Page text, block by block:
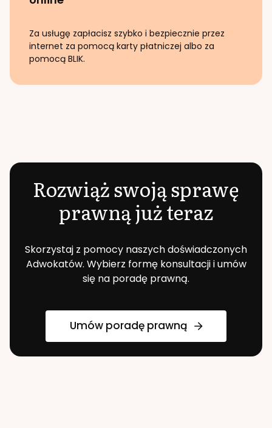
Za usługę zapłacisz szybko i bezpiecznie przez
internet za pomocą karty płatniczej albo za
pomocą BLIK.
Rozwiąż swoją sprawę
prawną już teraz
Skorzystaj z pomocy naszych doświadczonych
Adwokatów. Wybierz formę konsultacji i umów
się na poradę prawną.
Umów poradę prawną